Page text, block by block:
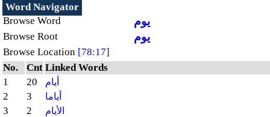
Word Navigator
Browse Word
يوم
Browse Root يوم
Browse Location [78:17]
No.
Cnt Linked Words
1
20 أيام
2 3 أياما
3 2 الأيام